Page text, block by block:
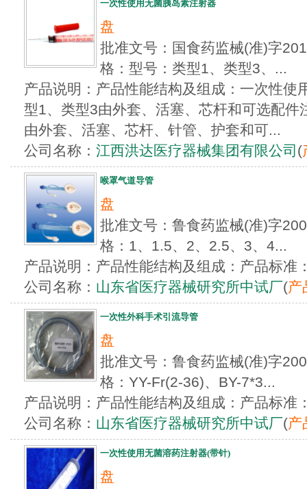
一次性使用无菌胰岛素注射器
盘
批准文号：国食药监械(准)字
格：型号：类型1、类型3、...
产品说明：产品性能结构及组成：一次性使
型1、类型3由外套、活塞、芯杆和可选配件
由外套、活塞、芯杆、针管、护套和可...
公司名称： 江西洪达医疗器械集团有限公司 (
喉罩气道导管
盘
批准文号：鲁食药监械(准)字
格：1、1.5、2、2.5、3、4...
产品说明：产品性能结构及组成：产品标准
公司名称： 山东省医疗器械研究所中试厂(产
一次性外科手术引流导管
盘
批准文号：鲁食药监械(准)字
格：YY-Fr(2-36)、BY-7*3...
产品说明：产品性能结构及组成：产品标准
公司名称： 山东省医疗器械研究所中试厂(产
一次性使用无菌溶药注射器(带针)
盘